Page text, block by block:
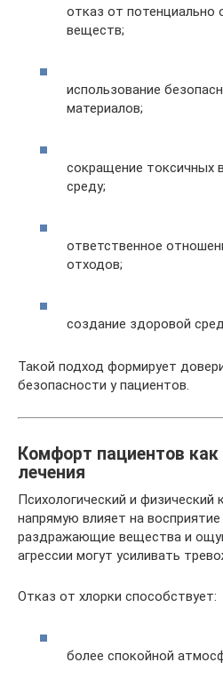
отказ от потенциально
веществ;
использование
материалов;
сокращение
среду;
ответственное
отходов;
создание здоровой
Такой подход формирует
безопасности у пациентов.
Комфорт пациентов
лечения
Психологический и физический
напрямую влияет на восприятие
раздражающие вещества и
агрессии могут усиливать
Отказ от хлорки способствует:
более спокойной